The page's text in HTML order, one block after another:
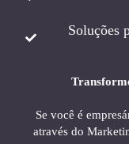
Soluções
Se você é
através do